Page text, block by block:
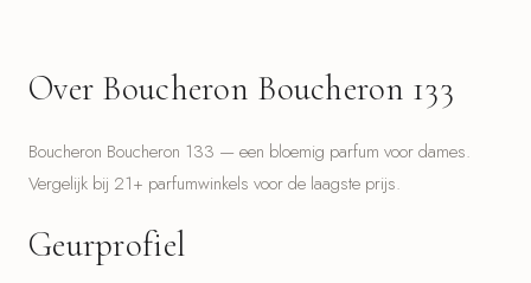
Over Boucheron Boucheron 133
Boucheron Boucheron 133 — een bloemig parfum voor dames.
Vergelijk bij 21+ parfumwinkels voor de laagste prijs.
Geurprofiel